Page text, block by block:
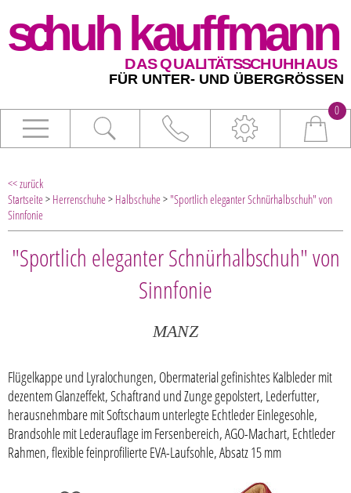
0
<< zurück
Startseite> Herrenschuhe> Halbschuhe> "Sportlich eleganter Schnürhalbschuh" von
Sinnfonie
"Sportlich eleganter Schnürhalbschuh" von
Sinnfonie
MANZ
Flügelkappe und Lyralochungen, Obermaterial gefinishtes Kalbleder mit
dezentem Glanzeffekt, Schaftrand und Zunge gepolstert, Lederfutter,
herausnehmbare mit Softschaum unterlegte Echtleder Einlegesohle,
Brandsohle mit Lederauflage im Fersenbereich, AGO-Machart, Echtleder
Rahmen, flexible feinprofilierte EVA-Laufsohle, Absatz 15 mm